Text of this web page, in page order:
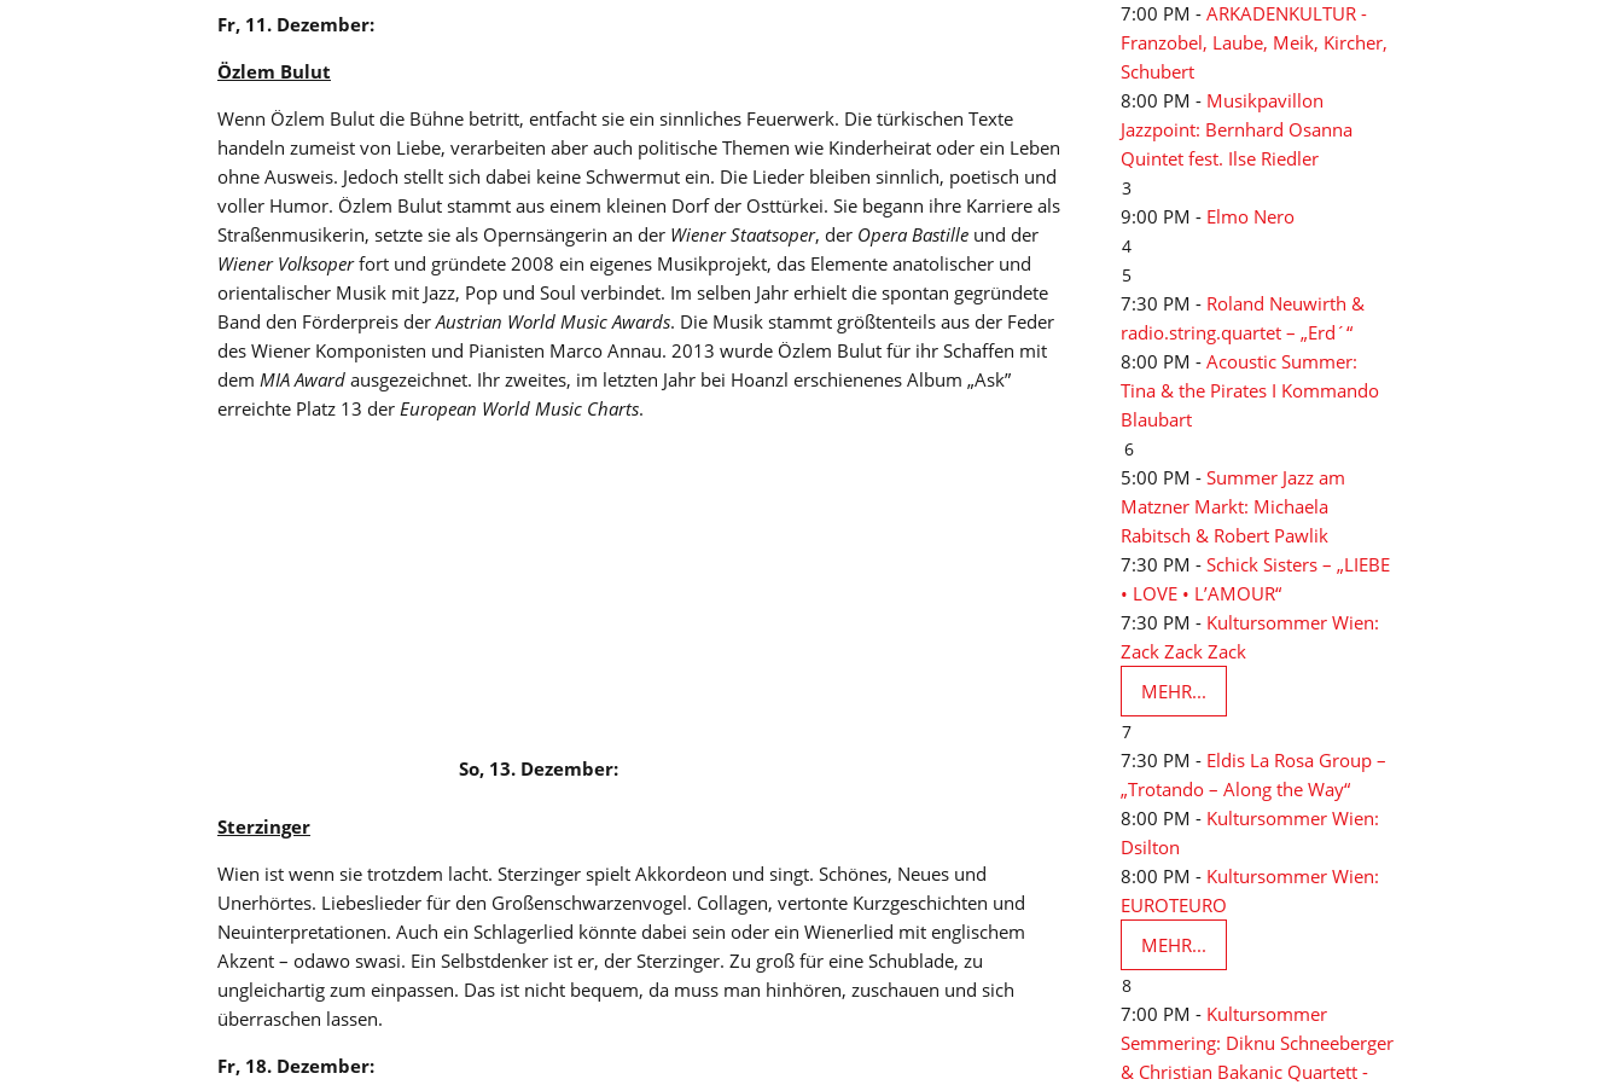
Fr, 11. Dezember:
Özlem Bulut
Wenn Özlem Bulut die Bühne betritt, entfacht sie ein sinnliches Feuerwerk. Die türkischen Texte
handeln zumeist von Liebe, verarbeiten aber auch politische Themen wie Kinderheirat oder ein Leben
ohne Ausweis. Jedoch stellt sich dabei keine Schwermut ein. Die Lieder bleiben sinnlich, poetisch und
voller Humor. Özlem Bulut stammt aus einem kleinen Dorf der Osttürkei. Sie begann ihre Karriere als
Straßenmusikerin, setzte sie als Opernsängerin an der Wiener Staatsoper, der Opera Bastille und der
Wiener Volksoperfort und gründete 2008 ein eigenes Musikprojekt, das Elemente anatolischer und
orientalischer Musik mit Jazz, Pop und Soul verbindet. Im selben Jahr erhielt die spontan gegründete
Band den Förderpreis der Austrian World Music Awards. Die Musik stammt größtenteils aus der Feder
des Wiener Komponisten und Pianisten Marco Annau. 2013 wurde Özlem Bulut für ihr Schaffen mit
dem MIA Award ausgezeichnet. Ihr zweites, im letzten Jahr bei Hoanzl erschienenes Album „Ask”
erreichte Platz 13 der European World Music Charts.
So, 13. Dezember:
Sterzinger
Wien ist wenn sie trotzdem lacht. Sterzinger spielt Akkordeon und singt. Schönes, Neues und
Unerhörtes. Liebeslieder für den Großenschwarzenvogel. Collagen, vertonte Kurzgeschichten und
Neuinterpretationen. Auch ein Schlagerlied könnte dabei sein oder ein Wienerlied mit englischem
Akzent – odawo swasi. Ein Selbstdenker ist er, der Sterzinger. Zu groß für eine Schublade, zu
ungleichartig zum einpassen. Das ist nicht bequem, da muss man hinhören, zuschauen und sich
überraschen lassen.
Fr, 18. Dezember:
7:00 PM - ARKADENKULTUR -
Franzobel, Laube, Meik, Kircher,
Schubert
8:00 PM - Musikpavillon
Jazzpoint: Bernhard Osanna
Quintet fest. Ilse Riedler
3
9:00 PM - Elmo Nero
4
5
7:30 PM - Roland Neuwirth &
radio.string.quartet – „Erd´“
8:00 PM - Acoustic Summer:
Tina & the Pirates I Kommando
Blaubart
6
5:00 PM - Summer Jazz am
Matzner Markt: Michaela
Rabitsch & Robert Pawlik
7:30 PM - Schick Sisters – „LIEBE
• LOVE • L’AMOUR“
7:30 PM - Kultursommer Wien:
Zack Zack Zack
MEHR...
7
7:30 PM - Eldis La Rosa Group –
„Trotando – Along the Way“
8:00 PM - Kultursommer Wien:
Dsilton
8:00 PM - Kultursommer Wien:
EUROTEURO
MEHR...
8
7:00 PM - Kultursommer
Semmering: Diknu Schneeberger
& Christian Bakanic Quartett -